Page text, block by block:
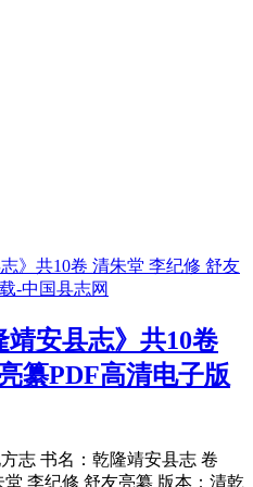
安县志》共10卷
纂PDF高清电子版
志 书名：乾隆靖安县志 卷
李纪修 舒友亮纂 版本：清乾